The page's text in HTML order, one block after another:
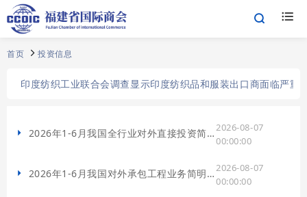
首页 投资信息
印度纺织工业联合会调查显示印度纺织品和服装出口商面临严重
2026年1-6月我国全行业对外直接投资简明统计
2026-08-07
00:00:00
2026年1-6月我国对外承包工程业务简明统计
2026-08-07
00:00:00